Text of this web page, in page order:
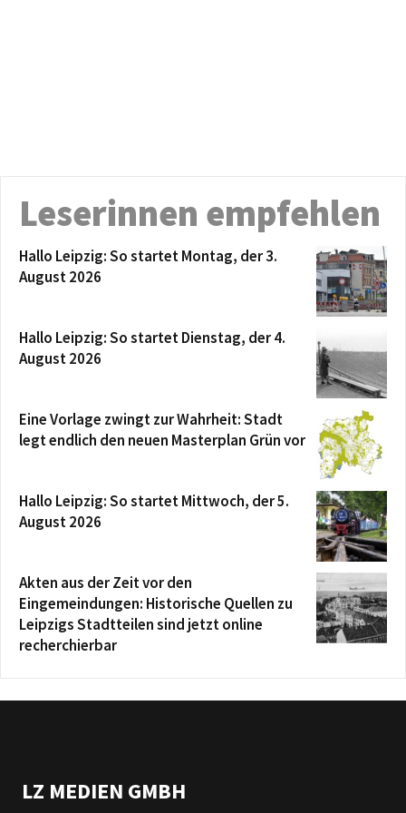
Leserinnen empfehlen
Hallo Leipzig: So startet Montag, der 3.
August 2026
Hallo Leipzig: So startet Dienstag, der 4.
August 2026
Eine Vorlage zwingt zur Wahrheit: Stadt
legt endlich den neuen Masterplan Grün vor
Hallo Leipzig: So startet Mittwoch, der 5.
August 2026
Akten aus der Zeit vor den
Eingemeindungen: Historische Quellen zu
Leipzigs Stadtteilen sind jetzt online
recherchierbar
LZ MEDIEN GMBH